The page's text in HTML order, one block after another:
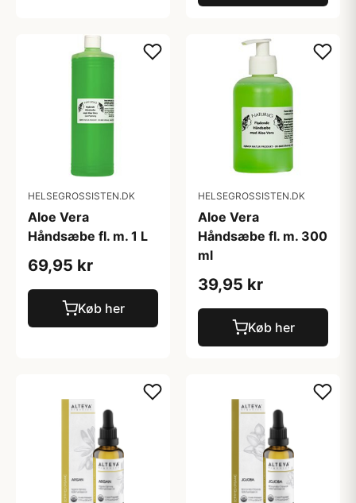
HELSEGROSSISTEN.DK
Aloe Vera
Håndsæbe fl. m. 1 L
69,95 kr
Køb her
HELSEGROSSISTEN.DK
Aloe Vera
Håndsæbe fl. m. 300
ml
39,95 kr
Køb her